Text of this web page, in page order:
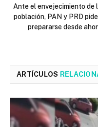
Ante el envejecimiento de
población, PAN y PRD
prepararse desde
ARTÍCULOS